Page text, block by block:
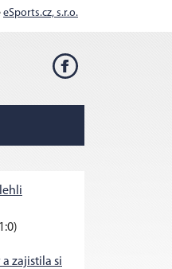
eSports.cz, s.r.o.
zajistila si